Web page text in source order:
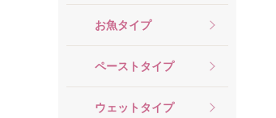
お魚タイプ
ペーストタイプ
ウェットタイプ